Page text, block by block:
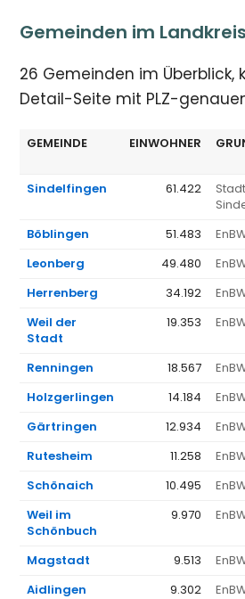
Gemeinden im
26 Gemeinden im Überblick,
Detail-Seite mit PLZ-
GEMEINDE EINWOHNER
Sindelfingen 61.422
Böblingen 51.483
Leonberg
49.480
Herrenberg
34.192
Weil der
Stadt
19.353
Renningen 18.567
Holzgerlingen
14.184
Gärtringen
12.934
Rutesheim
11.258
Schönaich
10.495
Weil im
Schönbuch
9.970
Magstadt 9.513
Aidlingen
9.302